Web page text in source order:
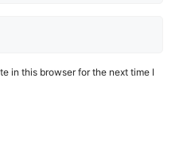
in this browser for the next time I